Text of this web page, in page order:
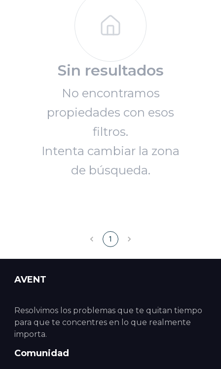
Sin resultados
No encontramos
propiedades con esos
filtros.
Intenta cambiar la zona
de búsqueda.
1
AVENT
Resolvimos los problemas que te quitan tiempo
para que te concentres en lo que realmente
importa.
Comunidad